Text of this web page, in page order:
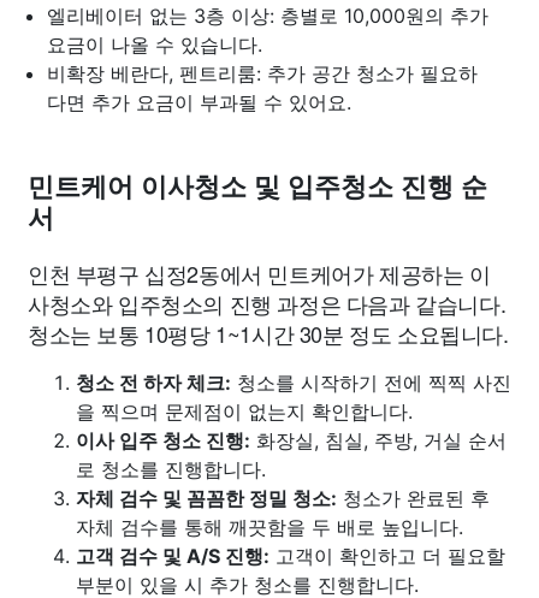
엘리베이터 없는 3층 이상: 층별로 10,000원의 추가
요금이 나올 수 있습니다.
비확장 베란다, 펜트리룸: 추가 공간 청소가 필요하
다면 추가 요금이 부과될 수 있어요.
민트케어 이사청소 및 입주청소 진행 순
서
인천 부평구 십정2동에서 민트케어가 제공하는 이
사청소와 입주청소의 진행 과정은 다음과 같습니다.
청소는 보통 10평당 1~1시간 30분 정도 소요됩니다.
청소 전 하자 체크: 청소를 시작하기 전에 찍찍 사진
을 찍으며 문제점이 없는지 확인합니다.
이사 입주 청소 진행: 화장실, 침실, 주방, 거실 순서
로 청소를 진행합니다.
자체 검수 및 꼼꼼한 정밀 청소: 청소가 완료된 후
자체 검수를 통해 깨끗함을 두 배로 높입니다.
고객 검수 및 A/S 진행: 고객이 확인하고 더 필요할
부분이 있을 시 추가 청소를 진행합니다.